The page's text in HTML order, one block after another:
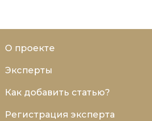
О проекте
Эксперты
Как добавить статью?
Регистрация эксперта